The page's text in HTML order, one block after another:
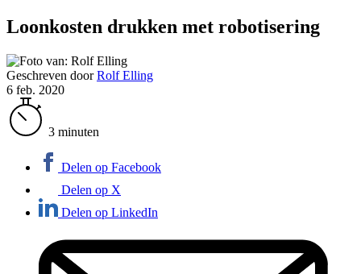
Loonkosten drukken met robotisering
Geschreven doorRolf Elling
6 feb. 2020
3 minuten
Delen op Facebook
Delen op X
Delen op LinkedIn